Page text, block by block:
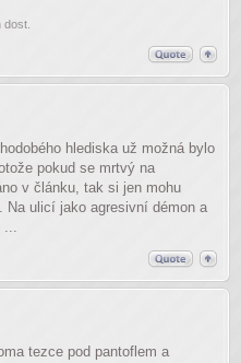
hlediska už možná bylo
pokud se mrtvý na
v článku, tak si jen mohu
ulicí jako agresivní démon a
tezce pod pantoflem a